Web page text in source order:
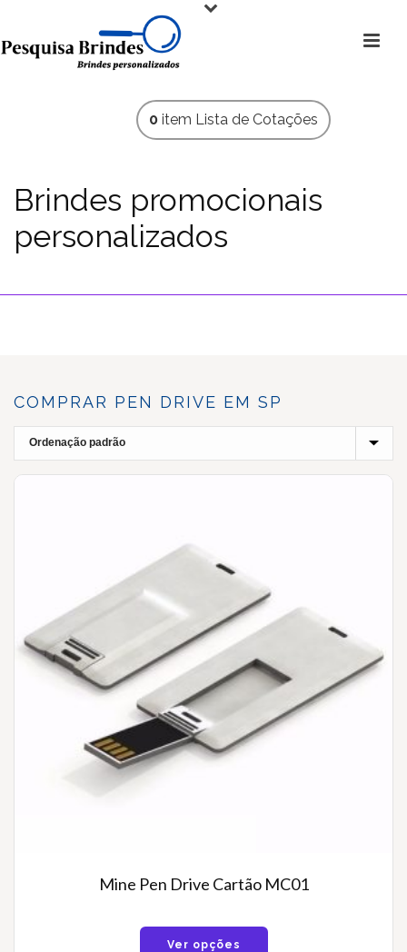
0item Lista de Cotações
Brindes promocionais
personalizados
COMPRAR PEN DRIVE EM SP
Mine Pen Drive Cartão MC01
Ver opções